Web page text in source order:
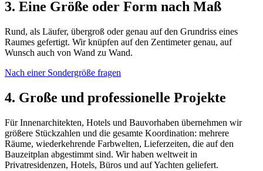
3. Eine Größe oder Form nach Maß
Rund, als Läufer, übergroß oder genau auf den Grundriss eines
Raumes gefertigt. Wir knüpfen auf den Zentimeter genau, auf
Wunsch auch von Wand zu Wand.
Nach einer Sondergröße fragen
4. Große und professionelle Projekte
Für Innenarchitekten, Hotels und Bauvorhaben übernehmen wir
größere Stückzahlen und die gesamte Koordination: mehrere
Räume, wiederkehrende Farbwelten, Lieferzeiten, die auf den
Bauzeitplan abgestimmt sind. Wir haben weltweit in
Privatresidenzen, Hotels, Büros und auf Yachten geliefert.